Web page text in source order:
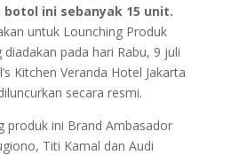
ini sebanyak 15 unit.
untuk Lounching Produk
pada hari Rabu, 9 juli
Kitchen Veranda Hotel Jakarta
secara resmi.
produk ini Brand Ambasador
Titi Kamal dan Audi